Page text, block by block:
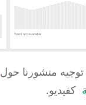
توجيه منشورنا حول
كفيديو.